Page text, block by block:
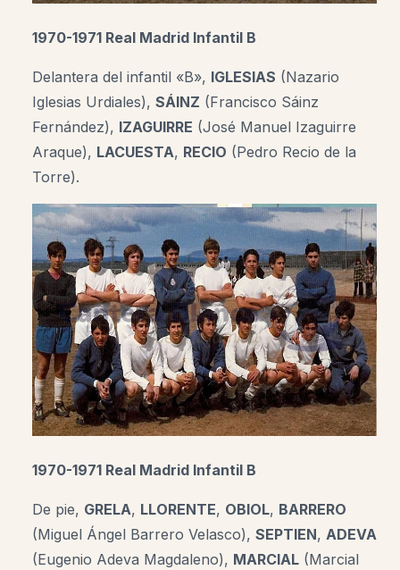
1970-1971 Real Madrid Infantil B
Delantera del infantil «B», IGLESIAS (Nazario
Iglesias Urdiales), SÁINZ (Francisco Sáinz
Fernández), IZAGUIRRE (José Manuel Izaguirre
Araque), LACUESTA, RECIO (Pedro Recio de la
Torre).
1970-1971 Real Madrid Infantil B
De pie, GRELA, LLORENTE, OBIOL, BARRERO
(Miguel Ángel Barrero Velasco), SEPTIEN, ADEVA
(Eugenio Adeva Magdaleno), MARCIAL (Marcial